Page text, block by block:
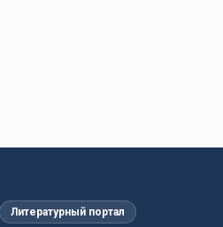
Литературный портал